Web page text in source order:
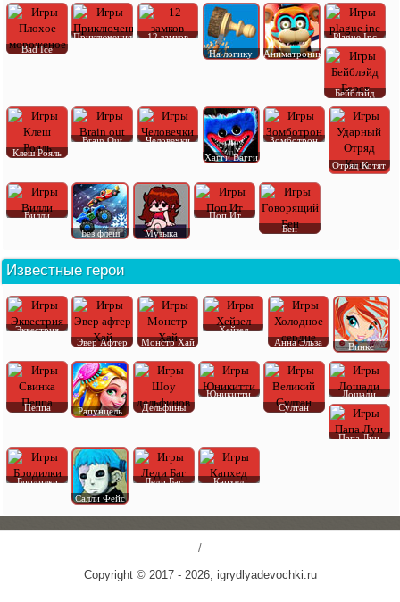
Bad Ice
Приключения
12 замков
На логику
Аниматроник
Plague Inc
Бейблэйд
Клеш Рояль
Brain Out
Человечки
Хагги Вагги
Зомботрон
Отряд Котят
Вилли
Без флеш
Музыка
Поп Ит
Бен
Известные герои
Эквестрия
Эвер Афтер
Монстр Хай
Хейзел
Анна Эльза
Винкс
Пеппа Рапунцель Дельфины
Юникитти
Султан
Лошади
Папа Луи
Бродилки
Салли Фейс
Леди Баг Капхед
/
Copyright © 2017 - 2026, igrydlyadevochki.ru